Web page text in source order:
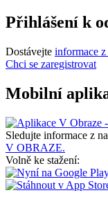
Přihlášení k
Dostávejte informace z
Chci se zaregistrovat
Mobilní
Sledujte informace z
V OBRAZE.
Volně ke stažení: